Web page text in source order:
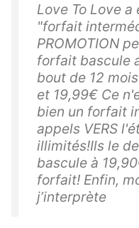
Love To Love
"forfait
PROMOTION
forfait bascule
bout de 12
et 19,99€ Ce
bien un forfait
appels VERS
illimités!Ils le
bascule à
forfait! Enfin,
j’interprète